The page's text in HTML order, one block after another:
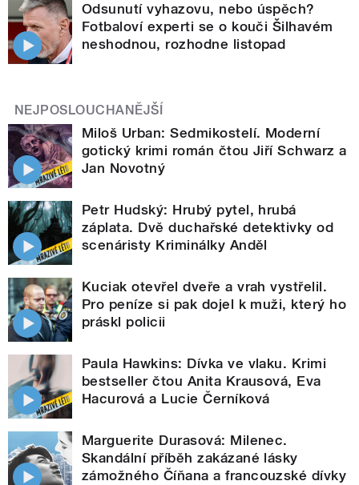
Odsunutí vyhazovu, nebo úspěch?
Fotbaloví experti se o kouči Šilhavém
neshodnou, rozhodne listopad
NEJPOSLOUCHANĚJŠÍ
Miloš Urban: Sedmikostelí. Moderní
gotický krimi román čtou Jiří Schwarz a
Jan Novotný
Petr Hudský: Hrubý pytel, hrubá
záplata. Dvě duchařské detektivky od
scenáristy Kriminálky Anděl
Kuciak otevřel dveře a vrah vystřelil.
Pro peníze si pak dojel k muži, který ho
práskl policii
Paula Hawkins: Dívka ve vlaku. Krimi
bestseller čtou Anita Krausová, Eva
Hacurová a Lucie Černíková
Marguerite Durasová: Milenec.
Skandální příběh zakázané lásky
zámožného Číňana a francouzské dívky